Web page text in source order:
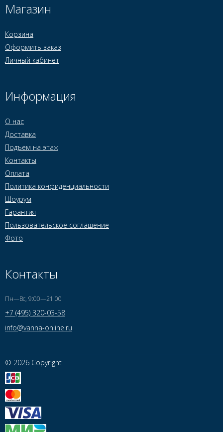
Магазин
Корзина
Оформить заказ
Личный кабинет
Информация
О нас
Доставка
Подъем на этаж
Контакты
Оплата
Политика конфиденциальности
Шоурум
Гарантия
Пользовательское соглашение
Фото
Контакты
Пн—Вс, 9:00—21:00
+7 (495) 320-03-58
info@vanna-online.ru
© 2026 Copyright